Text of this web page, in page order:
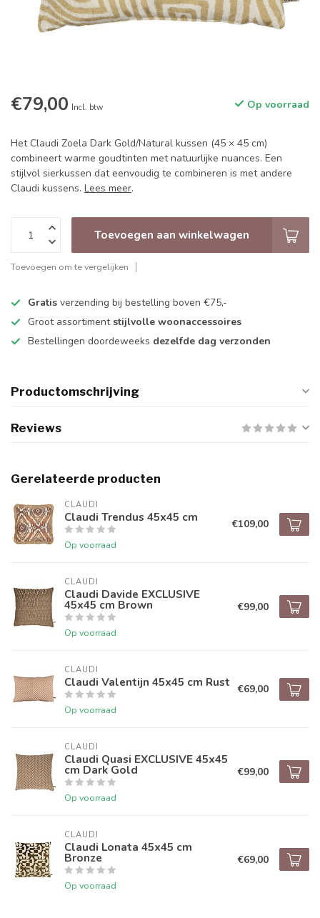
€79,00 Incl. btw Op voorraad
Het Claudi Zoela Dark Gold/Natural kussen (45 × 45 cm)
combineert warme goudtinten met natuurlijke nuances. Een
stijlvol sierkussen dat eenvoudig te combineren is met andere
Claudi kussens. Lees meer.
Toevoegen aan winkelwagen
Toevoegen om te vergelijken
Gratis verzending bij bestelling boven €75,-
Groot assortiment stijlvolle woonaccessoires
Bestellingen doordeweeks dezelfde dag verzonden
Productomschrijving
Reviews
Gerelateerde producten
CLAUDI
Claudi Trendus 45x45 cm
Op voorraad
€109,00
CLAUDI
Claudi Davide EXCLUSIVE
45x45 cm Brown
Op voorraad
€99,00
CLAUDI
Claudi Valentijn 45x45 cm Rust
Op voorraad
€69,00
CLAUDI
Claudi Quasi EXCLUSIVE 45x45
cm Dark Gold
Op voorraad
€99,00
CLAUDI
Claudi Lonata 45x45 cm
Bronze
Op voorraad
€69,00